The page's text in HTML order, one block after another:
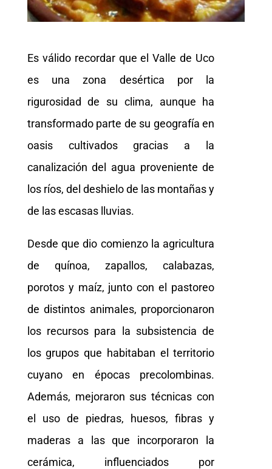
Es válido recordar que el Valle de Uco
es una zona desértica por la
rigurosidad de su clima, aunque ha
transformado parte de su geografía en
oasis cultivados gracias a la
canalización del agua proveniente de
los ríos, del deshielo de las montañas y
de las escasas lluvias.
Desde que dio comienzo la agricultura
de quínoa, zapallos, calabazas,
porotos y maíz, junto con el pastoreo
de distintos animales, proporcionaron
los recursos para la subsistencia de
los grupos que habitaban el territorio
cuyano en épocas precolombinas.
Además, mejoraron sus técnicas con
el uso de piedras, huesos, fibras y
maderas a las que incorporaron la
cerámica, influenciados por